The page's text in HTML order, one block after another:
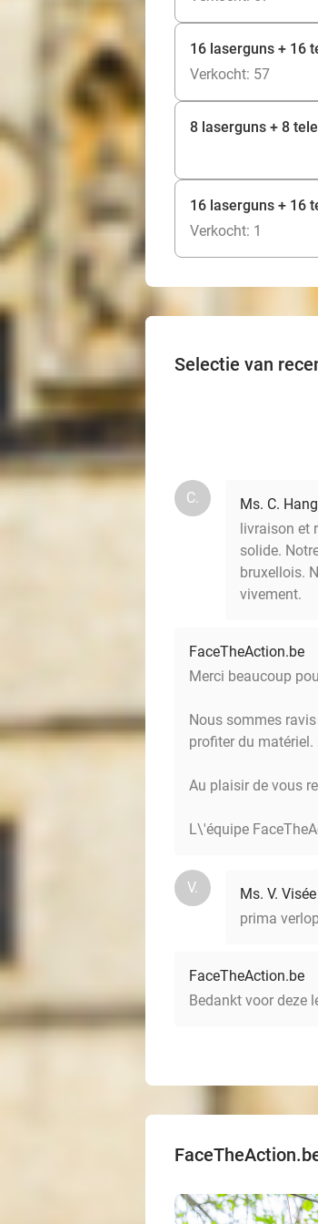
16 laserguns + 16
Verkocht: 57
8 laserguns + 8
16 laserguns + 16
Verkocht: 1
Selectie van
C.
Ms. C. Hang
livraison et
solide.
bruxellois.
vivement.
FaceTheAction.be
Merci beaucoup
Nous sommes
profiter du
Au plaisir de vous
L\'équipe
V.
Ms. V. Visée
prima
FaceTheAction.be
Bedankt voor deze